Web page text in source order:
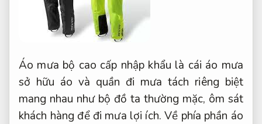
Áo mưa bộ cao cấp nhập khẩu là cái áo mưa
sở hữu áo và quần đi mưa tách riêng biệt
mang nhau như bộ đồ ta thường mặc, ôm sát
khách hàng để đi mưa lợi ích. Về phía phần áo